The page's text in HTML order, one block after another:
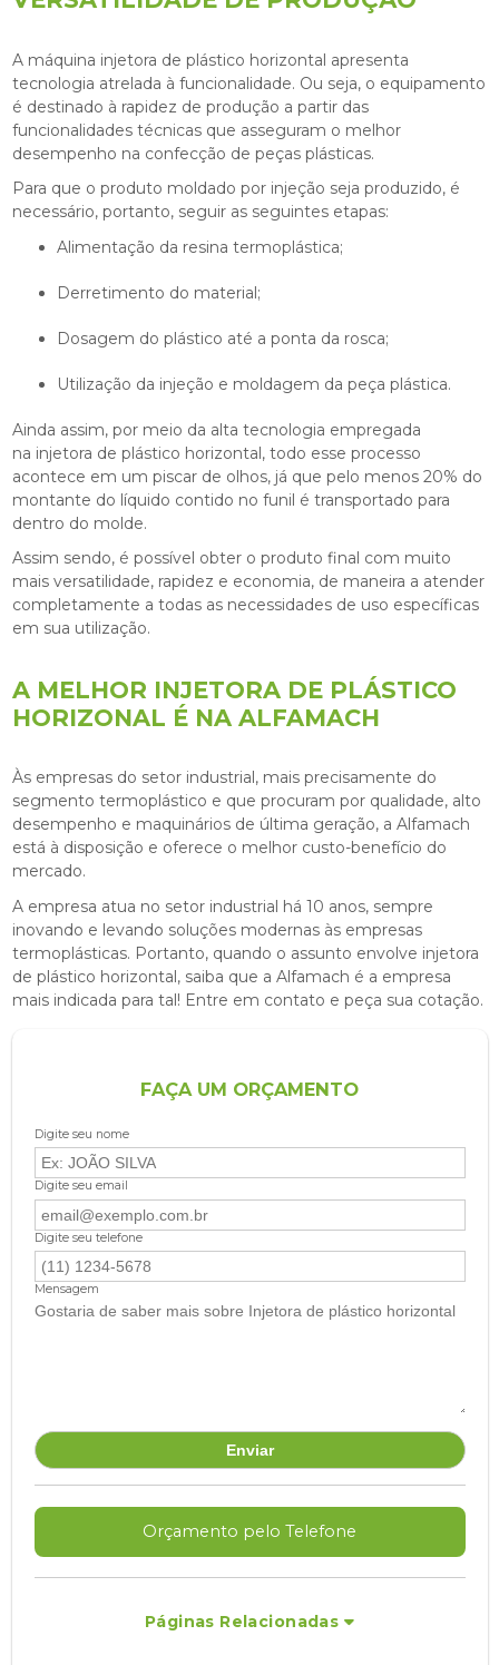
A máquina injetora de plástico horizontal apresenta
tecnologia atrelada à funcionalidade. Ou seja, o equipamento
é destinado à rapidez de produção a partir das
funcionalidades técnicas que asseguram o melhor
desempenho na confecção de peças plásticas.
Para que o produto moldado por injeção seja produzido, é
necessário, portanto, seguir as seguintes etapas:
Alimentação da resina termoplástica;
Derretimento do material;
Dosagem do plástico até a ponta da rosca;
Utilização da injeção e moldagem da peça plástica.
Ainda assim, por meio da alta tecnologia empregada
na injetora de plástico horizontal, todo esse processo
acontece em um piscar de olhos, já que pelo menos 20% do
montante do líquido contido no funil é transportado para
dentro do molde.
Assim sendo, é possível obter o produto final com muito
mais versatilidade, rapidez e economia, de maneira a atender
completamente a todas as necessidades de uso específicas
em sua utilização.
A MELHOR INJETORA DE PLÁSTICO
HORIZONAL É NA ALFAMACH
Às empresas do setor industrial, mais precisamente do
segmento termoplástico e que procuram por qualidade, alto
desempenho e maquinários de última geração, a Alfamach
está à disposição e oferece o melhor custo-benefício do
mercado.
A empresa atua no setor industrial há 10 anos, sempre
inovando e levando soluções modernas às empresas
termoplásticas. Portanto, quando o assunto envolve injetora
de plástico horizontal, saiba que a Alfamach é a empresa
mais indicada para tal! Entre em contato e peça sua cotação.
FAÇA UM ORÇAMENTO
Digite seu nome
Digite seu email
Digite seu telefone
Mensagem
Orçamento pelo Telefone
Páginas Relacionadas